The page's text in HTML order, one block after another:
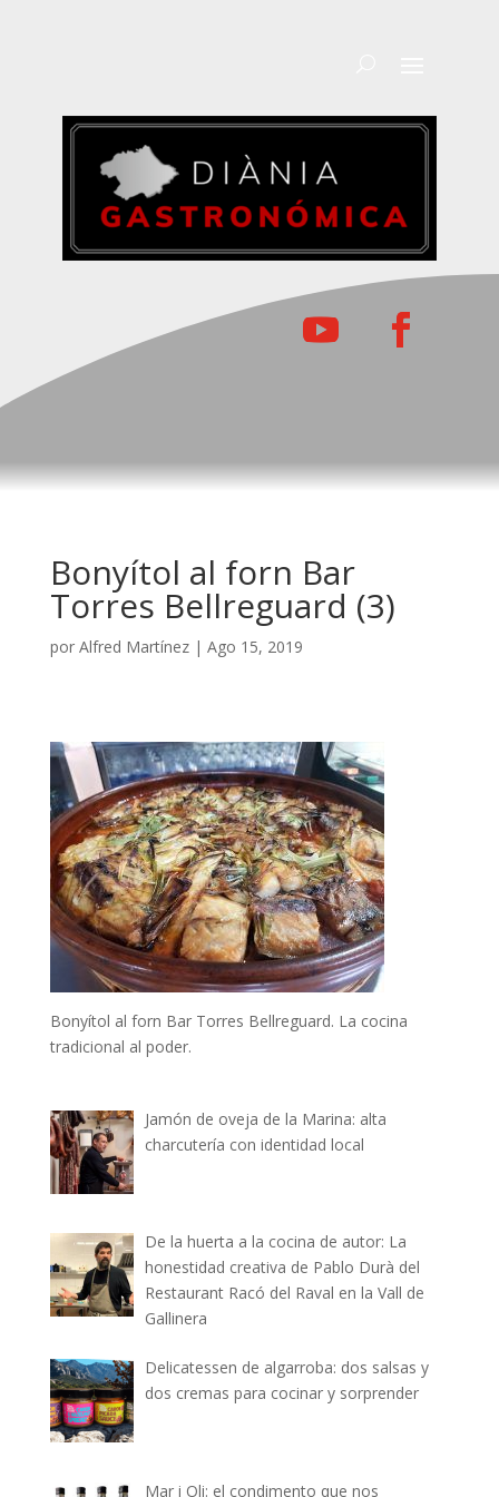
Bonyítol al forn Bar
Torres Bellreguard (3)
por Alfred Martínez| Ago 15, 2019
Bonyítol al forn Bar Torres Bellreguard. La cocina
tradicional al poder.
Jamón de oveja de la Marina: alta
charcutería con identidad local
De la huerta a la cocina de autor: La
honestidad creativa de Pablo Durà del
Restaurant Racó del Raval en la Vall de
Gallinera
Delicatessen de algarroba: dos salsas y
dos cremas para cocinar y sorprender
Mar i Oli: el condimento que nos